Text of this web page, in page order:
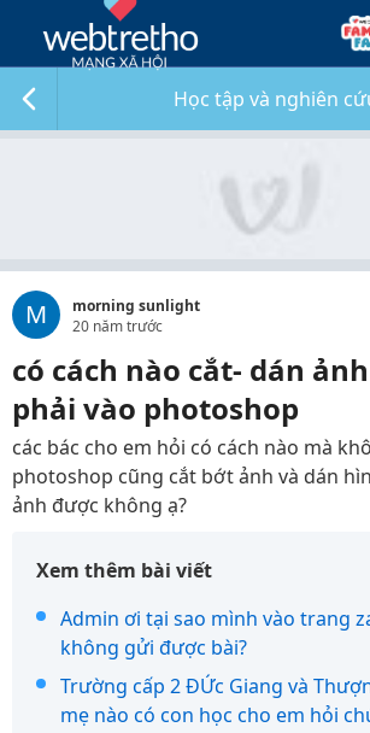
Học tập và nghiên
M
morning sunlight
20 năm trước
có cách nào cắt- dán
phải vào photoshop
các bác cho em hỏi có cách nào mà
photoshop cũng cắt bớt ảnh và dán
ảnh được không ạ?
Xem thêm bài viết
Admin ơi tại sao mình vào trang
không gửi được bài?
Trường cấp 2 ĐỨc Giang và
mẹ nào có con học cho em hỏi